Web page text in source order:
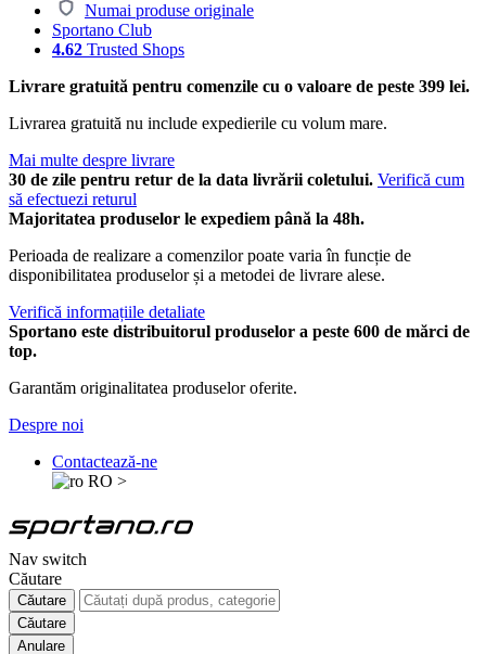
Numai produse originale
Sportano Club
4.62 Trusted Shops
Livrare gratuită pentru comenzile cu o valoare de peste 399 lei.
Livrarea gratuită nu include expedierile cu volum mare.
Mai multe despre livrare
30 de zile pentru retur de la data livrării coletului. Verifică cum
să efectuezi returul
Majoritatea produselor le expediem până la 48h.
Perioada de realizare a comenzilor poate varia în funcție de
disponibilitatea produselor și a metodei de livrare alese.
Verifică informațiile detaliate
Sportano este distribuitorul produselor a peste 600 de mărci de
top.
Garantăm originalitatea produselor oferite.
Despre noi
Contactează-ne
RO >
Nav switch
Căutare
Căutare
Căutare
Anulare